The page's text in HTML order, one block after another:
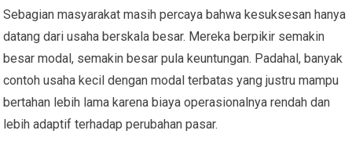
Sebagian masyarakat masih percaya bahwa kesuksesan hanya
datang dari usaha berskala besar. Mereka berpikir semakin
besar modal, semakin besar pula keuntungan. Padahal, banyak
contoh usaha kecil dengan modal terbatas yang justru mampu
bertahan lebih lama karena biaya operasionalnya rendah dan
lebih adaptif terhadap perubahan pasar.